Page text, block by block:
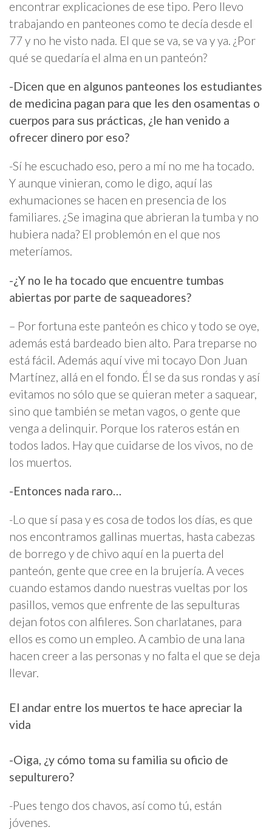
encontrar explicaciones de ese tipo. Pero llevo
trabajando en panteones como te decía desde el
77 y no he visto nada. El que se va, se va y ya. ¿Por
qué se quedaría el alma en un panteón?
-Dicen que en algunos panteones los estudiantes
de medicina pagan para que les den osamentas o
cuerpos para sus prácticas, ¿le han venido a
ofrecer dinero por eso?
-Sí he escuchado eso, pero a mí no me ha tocado.
Y aunque vinieran, como le digo, aquí las
exhumaciones se hacen en presencia de los
familiares. ¿Se imagina que abrieran la tumba y no
hubiera nada? El problemón en el que nos
meteríamos.
-¿Y no le ha tocado que encuentre tumbas
abiertas por parte de saqueadores?
– Por fortuna este panteón es chico y todo se oye,
además está bardeado bien alto. Para treparse no
está fácil. Además aquí vive mi tocayo Don Juan
Martínez, allá en el fondo. Él se da sus rondas y así
evitamos no sólo que se quieran meter a saquear,
sino que también se metan vagos, o gente que
venga a delinquir. Porque los rateros están en
todos lados. Hay que cuidarse de los vivos, no de
los muertos.
-Entonces nada raro…
-Lo que sí pasa y es cosa de todos los días, es que
nos encontramos gallinas muertas, hasta cabezas
de borrego y de chivo aquí en la puerta del
panteón, gente que cree en la brujería. A veces
cuando estamos dando nuestras vueltas por los
pasillos, vemos que enfrente de las sepulturas
dejan fotos con alfileres. Son charlatanes, para
ellos es como un empleo. A cambio de una lana
hacen creer a las personas y no falta el que se deja
llevar.
El andar entre los muertos te hace apreciar la
vida
-Oiga, ¿y cómo toma su familia su oficio de
sepulturero?
-Pues tengo dos chavos, así como tú, están
jóvenes.